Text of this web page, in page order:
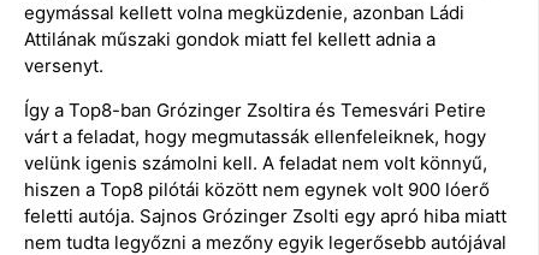
egymással kellett volna megküzdenie, azonban Ládi
Attilának műszaki gondok miatt fel kellett adnia a
versenyt.
Így a Top8-ban Grózinger Zsoltira és Temesvári Petire
várt a feladat, hogy megmutassák ellenfeleiknek, hogy
velünk igenis számolni kell. A feladat nem volt könnyű,
hiszen a Top8 pilótái között nem egynek volt 900 lóerő
feletti autója. Sajnos Grózinger Zsolti egy apró hiba miatt
nem tudta legyőzni a mezőny egyik legerősebb autójával